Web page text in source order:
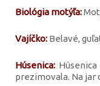
Biológia motýľa:
Vajíčko: Belavé,
Húsenica:
prezimovala. Na jar